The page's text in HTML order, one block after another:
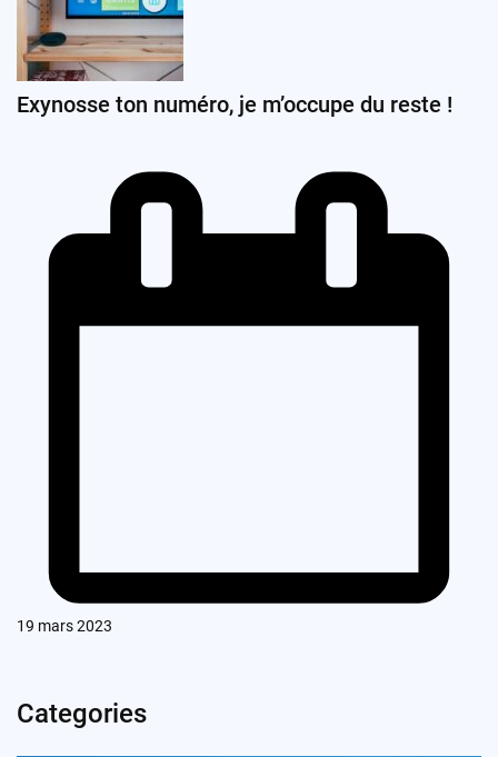
Exynosse ton numéro, je m’occupe du reste !
19 mars 2023
Categories